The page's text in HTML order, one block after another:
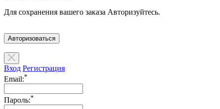
Для сохранения вашего заказа Авторизуйтесь.
Авторизоваться
Вход Регистрация
Email:*
Пароль:*